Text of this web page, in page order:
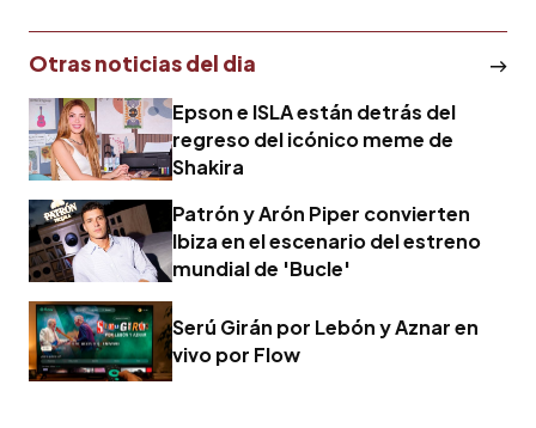
Otras noticias del dia
Epson e ISLA están detrás del
regreso del icónico meme de
Shakira
Patrón y Arón Piper convierten
Ibiza en el escenario del estreno
mundial de 'Bucle'
Serú Girán por Lebón y Aznar en
vivo por Flow